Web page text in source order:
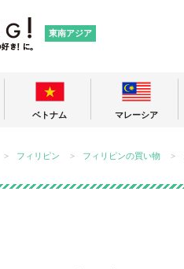
東南アジア
ベトナム マレーシア
フィリピン フィリピンの買い物